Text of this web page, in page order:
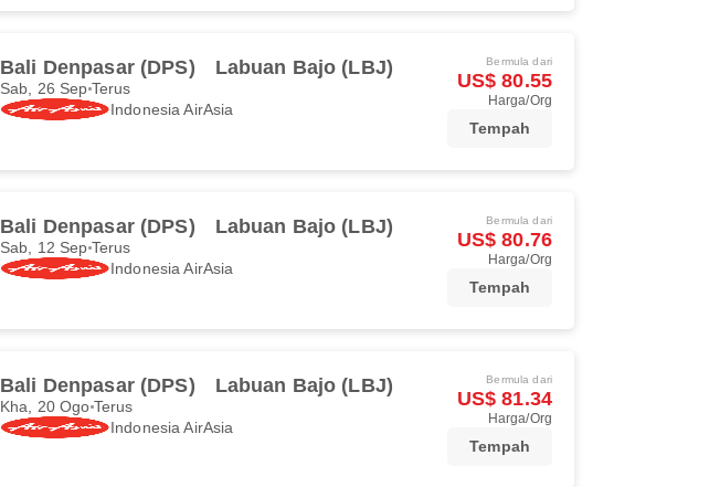
Bali Denpasar (DPS) Labuan Bajo (LBJ)
Sab, 26 Sep Terus
Indonesia AirAsia
Bermula dari
US$ 80.55
Harga/Org
Tempah
Bali Denpasar (DPS) Labuan Bajo (LBJ)
Sab, 12 Sep Terus
Indonesia AirAsia
Bermula dari
US$ 80.76
Harga/Org
Tempah
Bali Denpasar (DPS) Labuan Bajo (LBJ)
Kha, 20 Ogo Terus
Indonesia AirAsia
Bermula dari
US$ 81.34
Harga/Org
Tempah